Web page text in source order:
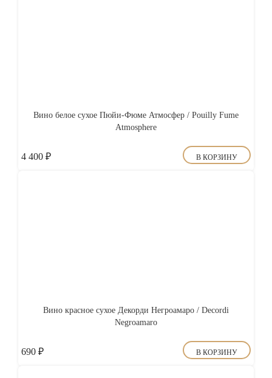
Вино белое сухое Пюйи-Фюме Атмосфер / Pouilly Fume
Atmosphere
4 400 ₽ В КОРЗИНУ
Вино красное сухое Декорди Негроамаро / Decordi
Negroamaro
690 ₽ В КОРЗИНУ